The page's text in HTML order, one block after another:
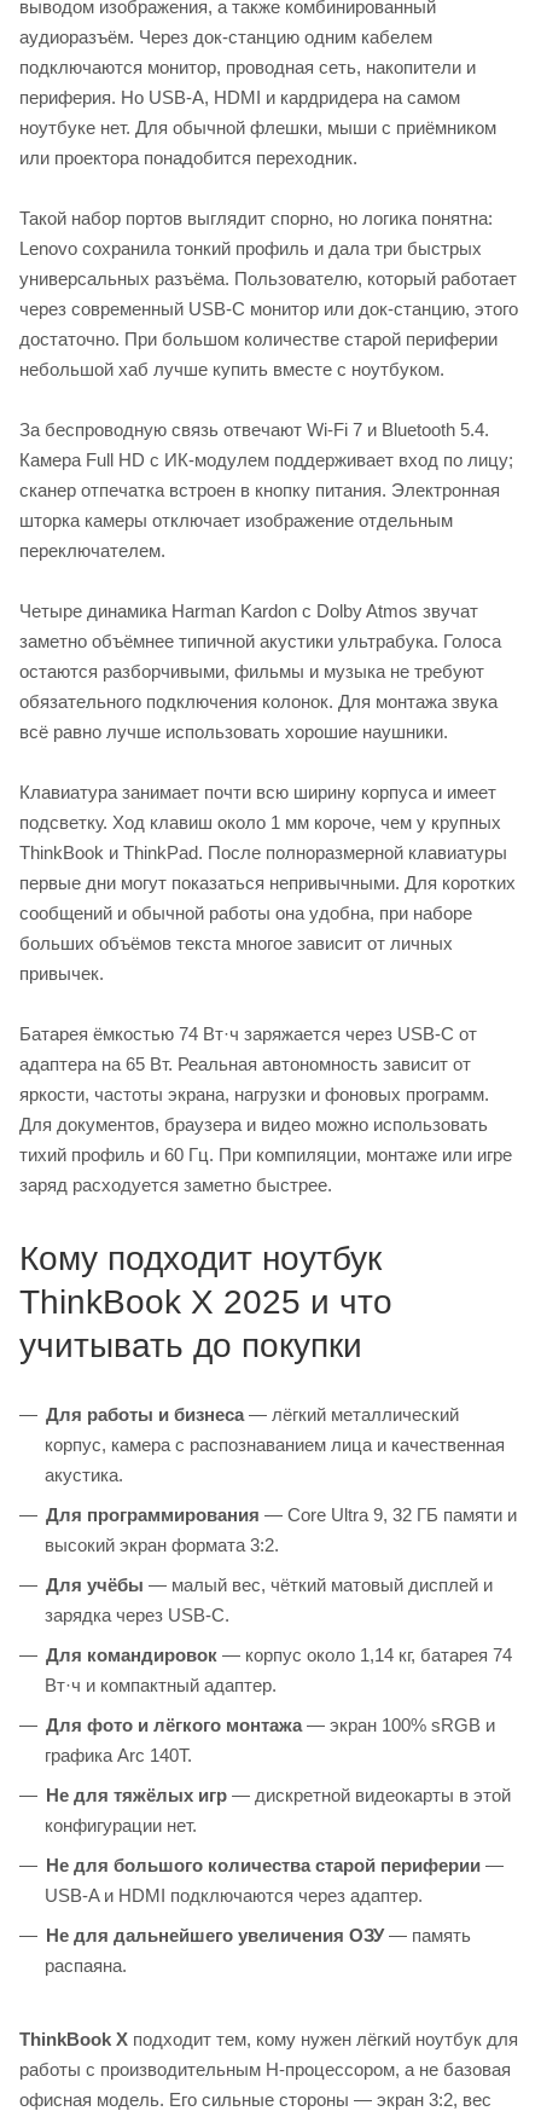
выводом изображения, а также комбинированный
аудиоразъём. Через док-станцию одним кабелем
подключаются монитор, проводная сеть, накопители и
периферия. Но USB-A, HDMI и кардридера на самом
ноутбуке нет. Для обычной флешки, мыши с приёмником
или проектора понадобится переходник.
Такой набор портов выглядит спорно, но логика понятна:
Lenovo сохранила тонкий профиль и дала три быстрых
универсальных разъёма. Пользователю, который работает
через современный USB-C монитор или док-станцию, этого
достаточно. При большом количестве старой периферии
небольшой хаб лучше купить вместе с ноутбуком.
За беспроводную связь отвечают Wi-Fi 7 и Bluetooth 5.4.
Камера Full HD с ИК-модулем поддерживает вход по лицу;
сканер отпечатка встроен в кнопку питания. Электронная
шторка камеры отключает изображение отдельным
переключателем.
Четыре динамика Harman Kardon с Dolby Atmos звучат
заметно объёмнее типичной акустики ультрабука. Голоса
остаются разборчивыми, фильмы и музыка не требуют
обязательного подключения колонок. Для монтажа звука
всё равно лучше использовать хорошие наушники.
Клавиатура занимает почти всю ширину корпуса и имеет
подсветку. Ход клавиш около 1 мм короче, чем у крупных
ThinkBook и ThinkPad. После полноразмерной клавиатуры
первые дни могут показаться непривычными. Для коротких
сообщений и обычной работы она удобна, при наборе
больших объёмов текста многое зависит от личных
привычек.
Батарея ёмкостью 74 Вт·ч заряжается через USB-C от
адаптера на 65 Вт. Реальная автономность зависит от
яркости, частоты экрана, нагрузки и фоновых программ.
Для документов, браузера и видео можно использовать
тихий профиль и 60 Гц. При компиляции, монтаже или игре
заряд расходуется заметно быстрее.
Кому подходит ноутбук
ThinkBook X 2025 и что
учитывать до покупки
Для работы и бизнеса— лёгкий металлический
корпус, камера с распознаванием лица и качественная
акустика.
Для программирования — Core Ultra 9, 32 ГБ памяти и
высокий экран формата 3:2.
Для учёбы — малый вес, чёткий матовый дисплей и
зарядка через USB-C.
Для командировок — корпус около 1,14 кг, батарея 74
Вт·ч и компактный адаптер.
Для фото и лёгкого монтажа— экран 100% sRGB и
графика Arc 140T.
Не для тяжёлых игр — дискретной видеокарты в этой
конфигурации нет.
Не для большого количества старой периферии —
USB-A и HDMI подключаются через адаптер.
Не для дальнейшего увеличения ОЗУ— память
распаяна.
ThinkBook X подходит тем, кому нужен лёгкий ноутбук для
работы с производительным H-процессором, а не базовая
офисная модель. Его сильные стороны — экран 3:2, вес